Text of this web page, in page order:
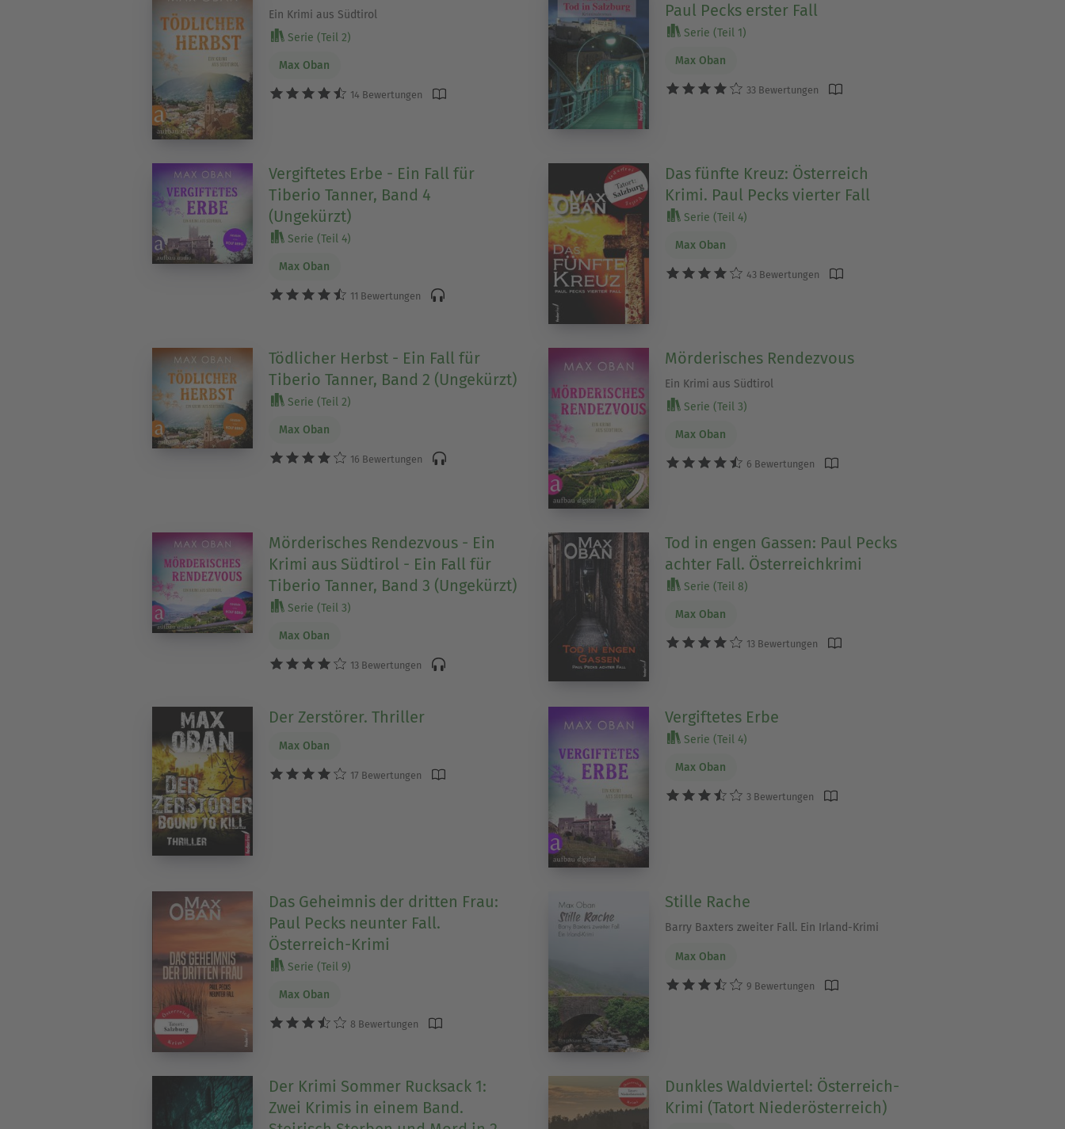
Ein Krimi aus Südtirol
Serie (Teil 2)
Max Oban
14 Bewertungen
Paul Pecks erster Fall
Serie (Teil 1)
Max Oban
33 Bewertungen
Vergiftetes Erbe - Ein Fall für
Tiberio Tanner, Band 4
(Ungekürzt)
Serie (Teil 4)
Max Oban
11 Bewertungen
Das fünfte Kreuz: Österreich
Krimi. Paul Pecks vierter Fall
Serie (Teil 4)
Max Oban
43 Bewertungen
Tödlicher Herbst - Ein Fall für
Tiberio Tanner, Band 2 (Ungekürzt)
Serie (Teil 2)
Max Oban
16 Bewertungen
Mörderisches Rendezvous
Ein Krimi aus Südtirol
Serie (Teil 3)
Max Oban
6 Bewertungen
Mörderisches Rendezvous - Ein
Krimi aus Südtirol - Ein Fall für
Tiberio Tanner, Band 3 (Ungekürzt)
Serie (Teil 3)
Max Oban
13 Bewertungen
Tod in engen Gassen: Paul Pecks
achter Fall. Österreichkrimi
Serie (Teil 8)
Max Oban
13 Bewertungen
Der Zerstörer. Thriller
Max Oban
17 Bewertungen
Vergiftetes Erbe
Serie (Teil 4)
Max Oban
3 Bewertungen
Das Geheimnis der dritten Frau:
Paul Pecks neunter Fall.
Österreich-Krimi
Serie (Teil 9)
Max Oban
8 Bewertungen
Stille Rache
Barry Baxters zweiter Fall. Ein Irland-Krimi
Max Oban
9 Bewertungen
Der Krimi Sommer Rucksack 1:
Zwei Krimis in einem Band.
Dunkles Waldviertel: Österreich-
Krimi (Tatort Niederösterreich)